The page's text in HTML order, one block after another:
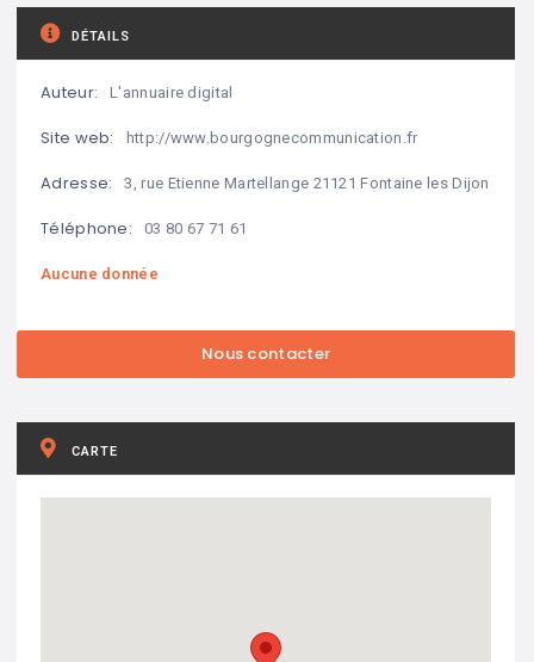
DÉTAILS
Auteur: L'annuaire digital
Site web: http://www.bourgognecommunication.fr
Adresse: 3, rue Etienne Martellange 21121 Fontaine les Dijon
Téléphone: 03 80 67 71 61
Aucune donnée
CARTE